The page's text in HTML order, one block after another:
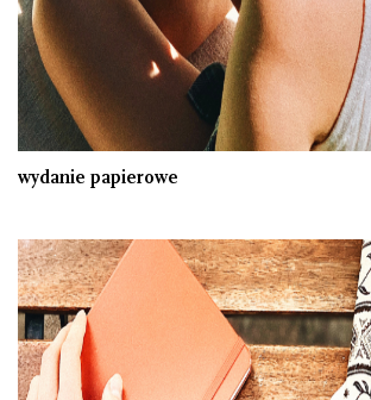
wydanie papierowe